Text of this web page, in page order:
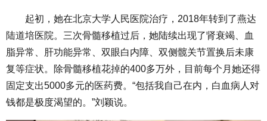
起初，她在北京大学人民医院治疗，2018年转到了燕达
陆道培医院。三次骨髓移植过后，她陆续出现了肾衰竭、血
脂异常、肝功能异常、双眼白内障、双侧髋关节置换后未康
复等症状。除骨髓移植花掉的400多万外，目前每个月她还得
固定支出5000多元的医药费。“包括我自己在内，白血病人对
钱都是极度渴望的。”刘颖说。